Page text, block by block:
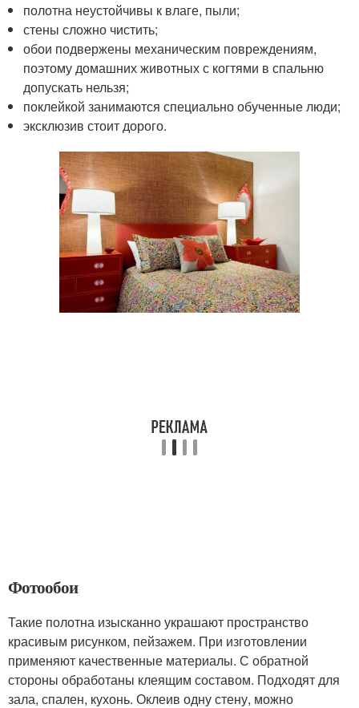
полотна неустойчивы к влаге, пыли;
стены сложно чистить;
обои подвержены механическим повреждениям,
поэтому домашних животных с когтями в спальню
допускать нельзя;
поклейкой занимаются специально обученные люди;
эксклюзив стоит дорого.
Фотообои
Такие полотна изысканно украшают пространство
красивым рисунком, пейзажем. При изготовлении
применяют качественные материалы. С обратной
стороны обработаны клеящим составом. Подходят для
зала, спален, кухонь. Оклеив одну стену, можно